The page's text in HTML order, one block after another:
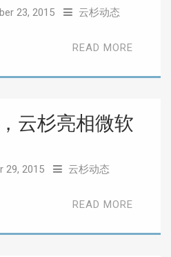
23, 2015 云杉动态
READ MORE
云杉亮相微软
29, 2015 云杉动态
READ MORE